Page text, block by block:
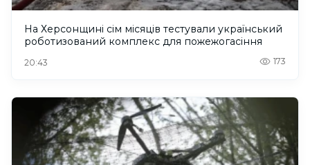
На Херсонщині сім місяців тестували український
роботизований комплекс для пожежогасіння
20:43 173